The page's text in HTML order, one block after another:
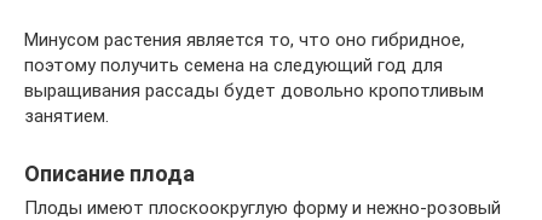
Минусом растения является то, что оно гибридное,
поэтому получить семена на следующий год для
выращивания рассады будет довольно кропотливым
занятием.
Описание плода
Плоды имеют плоскоокруглую форму и нежно-розовый